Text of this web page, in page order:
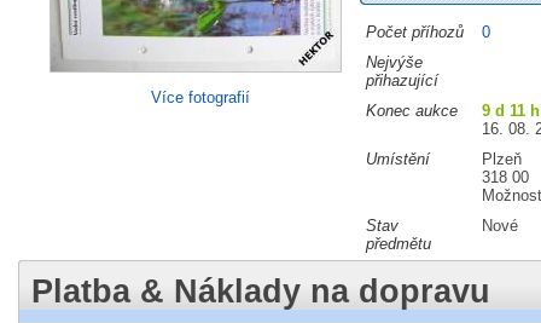
Více fotografií
Počet příhozů
0
Nejvýše
přihazující
Konec aukce
9 d 11
16. 08.
Umístění
Plzeň
318 00
Stav
předmětu
Nové
Platba & Náklady na dopravu